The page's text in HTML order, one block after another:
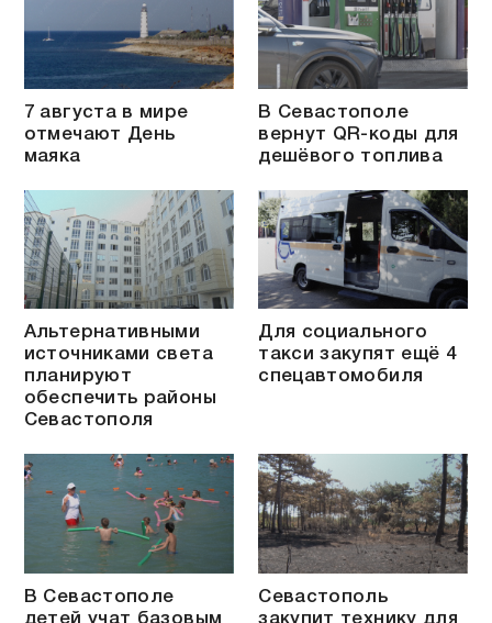
7 августа в мире
отмечают День
маяка
В Севастополе
вернут QR-коды для
дешёвого топлива
Альтернативными
источниками света
планируют
обеспечить районы
Севастополя
Для социального
такси закупят ещё 4
спецавтомобиля
В Севастополе
детей учат базовым
Севастополь
закупит технику для